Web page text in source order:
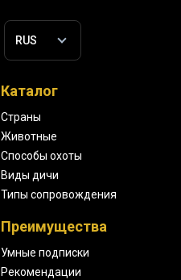
Каталог
Страны
Животные
Способы охоты
Виды дичи
Типы сопровождения
Преимущества
Умные подписки
Рекомендации